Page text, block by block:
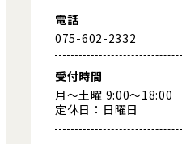
電話
075-602-2332
受付時間
月～土曜 9:00～18:00
定休日：日曜日